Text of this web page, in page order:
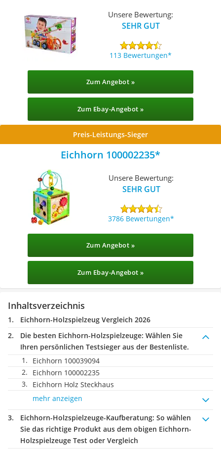
Unsere Bewertung:
SEHR GUT
113 Bewertungen
Zum Angebot »
Zum Ebay-Angebot »
Preis-Leistungs-Sieger
Eichhorn 100002235
Unsere Bewertung:
SEHR GUT
3786 Bewertungen
Zum Angebot »
Zum Ebay-Angebot »
Inhaltsverzeichnis
Eichhorn-Holzspielzeug Vergleich 2026
Die besten Eichhorn-Holzspielzeuge: Wählen Sie
Ihren persönlichen Testsieger aus der Bestenliste.
Eichhorn 100039094
Eichhorn 100002235
Eichhorn Holz Steckhaus
mehr anzeigen
Eichhorn-Holzspielzeuge-Kaufberatung: So wählen
Sie das richtige Produkt aus dem obigen Eichhorn-
Holzspielzeuge Test oder Vergleich